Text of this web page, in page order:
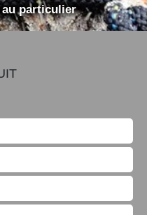
particulier